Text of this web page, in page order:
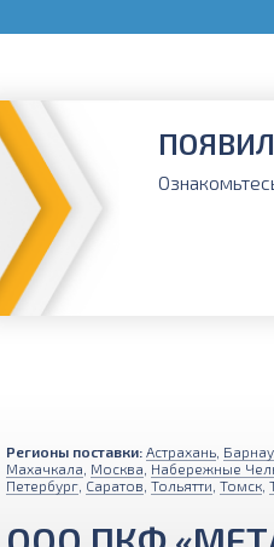
Регионы поставки: Астрахань
Махачкала Москва Набережные
Петербург Саратов Тольятти Томск